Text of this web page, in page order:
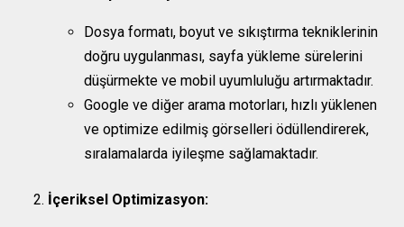
Dosya formatı, boyut ve sıkıştırma tekniklerinin
doğru uygulanması, sayfa yükleme sürelerini
düşürmekte ve mobil uyumluluğu artırmaktadır.
Google ve diğer arama motorları, hızlı yüklenen
ve optimize edilmiş görselleri ödüllendirerek,
sıralamalarda iyileşme sağlamaktadır.
İçeriksel Optimizasyon: